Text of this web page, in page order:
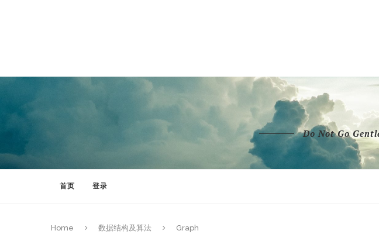
Do Not Go
首页 登录
Home 数据结构及算法 Graph